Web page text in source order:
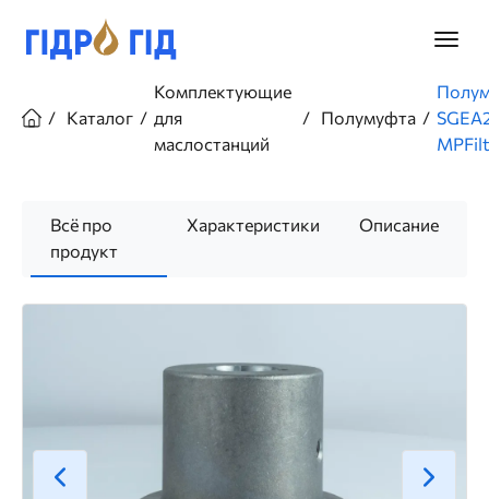
основному
Главное
навигации
Каталог
Комплектующие
для
маслостанций
Полумуфта
Всё про
продукт
Характеристики Описание